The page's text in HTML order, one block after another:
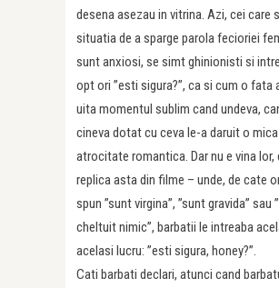
desena asezau in vitrina. Azi, cei care
situatia de a sparge parola fecioriei
sunt anxiosi, se simt ghinionisti si
opt ori ”esti sigura?”, ca si cum o fata
uita momentul sublim cand undeva,
cineva dotat cu ceva le-a daruit o mica
atrocitate romantica. Dar nu e vina lor,
replica asta din filme – unde, de cate
spun ”sunt virgina”, ”sunt gravida” sau
cheltuit nimic”, barbatii le intreaba
acelasi lucru: ”esti sigura, honey?”.
Cati barbati declari, atunci cand